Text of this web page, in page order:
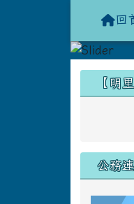
花蓮縣立 回
左邊
【明
公務
頁尾區域